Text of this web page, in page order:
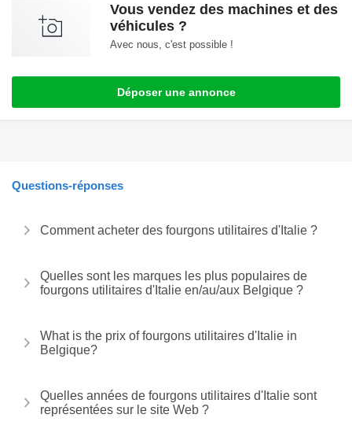
Vous vendez des machines et des
véhicules ?
Avec nous, c'est possible !
Déposer une annonce
Questions-réponses
Comment acheter des fourgons utilitaires d'Italie ?
Quelles sont les marques les plus populaires de
fourgons utilitaires d'Italie en/au/aux Belgique ?
What is the prix of fourgons utilitaires d'Italie in
Belgique?
Quelles années de fourgons utilitaires d'Italie sont
représentées sur le site Web ?